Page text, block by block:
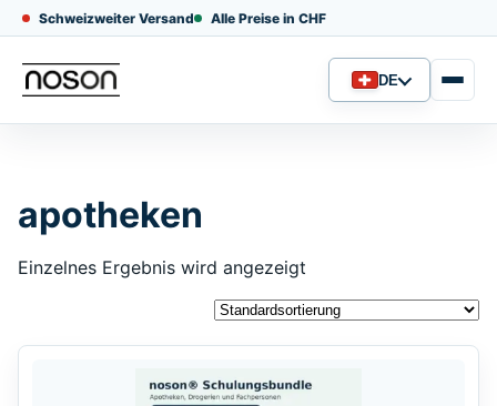
Schweizweiter Versand Alle Preise in CHF
Sprache
DE
apotheken
Einzelnes Ergebnis wird angezeigt